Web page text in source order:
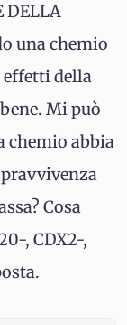
DELLA
una chemio
della
Mi può
chemio abbia
Cosa
, CDX2-,